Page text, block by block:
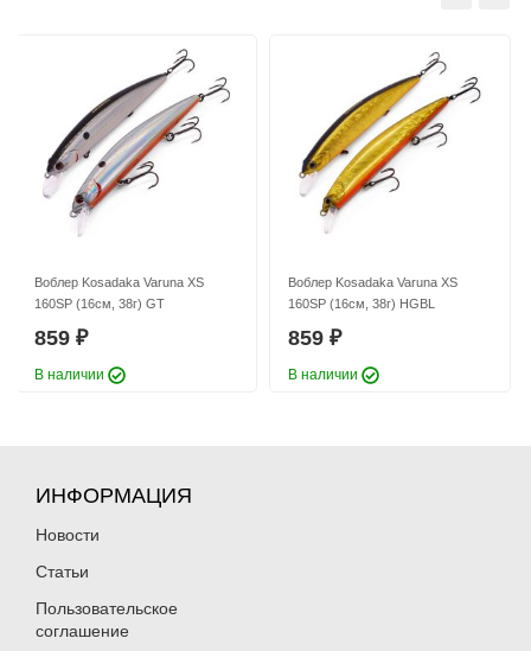
Воблер Kosadaka Varuna XS
160SP (16см, 38г) GT
859 ₽
В наличии
Воблер Kosadaka Varuna XS
160SP (16см, 38г) HGBL
859 ₽
В наличии
ИНФОРМАЦИЯ
Новости
Статьи
Пользовательское
соглашение